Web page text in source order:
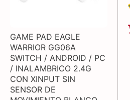
GAME PAD EAGLE
WARRIOR GG06A
SWITCH / ANDROID / PC
/ INALAMBRICO 2.4G
CON XINPUT SIN
SENSOR DE